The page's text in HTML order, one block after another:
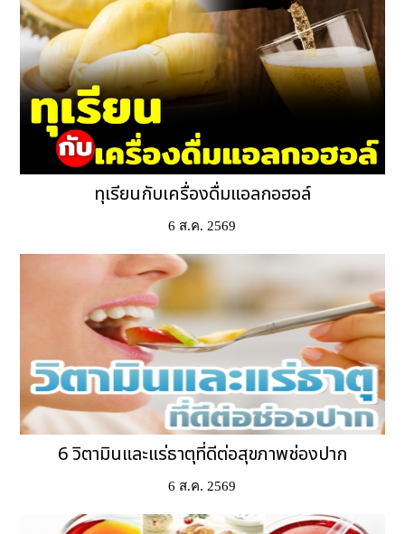
ทุเรียนกับเครื่องดื่มแอลกอฮอล์
6 ส.ค. 2569
6 วิตามินและแร่ธาตุที่ดีต่อสุขภาพช่องปาก
6 ส.ค. 2569